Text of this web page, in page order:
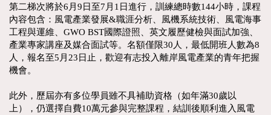
第二梯次將於6月9日至7月1日進行，訓練總時數144小時，課程
內容包含：風電產業發展&職涯分析、風機系統技術、風電海事
工程與運維、GWO BST國際證照、英文履歷健檢與面試加強、
產業專家講座及媒合面試等。名額僅限30人，最低開班人數為8
人，報名至5月23日止，歡迎有志投入離岸風電產業的青年把握
機會。
此外，歷屆亦有多位學員雖不具補助資格（如年滿30歲以
上），仍選擇自費10萬元參與完整課程，結訓後順利進入風電